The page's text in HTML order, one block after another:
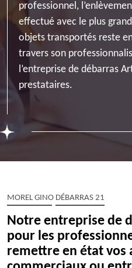
professionnel,
effectué avec le plus
objets transportés reste
travers son
l’entreprise de débarras
prestataires.
MOREL GINO DÉBARRAS 21
Notre entreprise de
pour les
remettre en état vos